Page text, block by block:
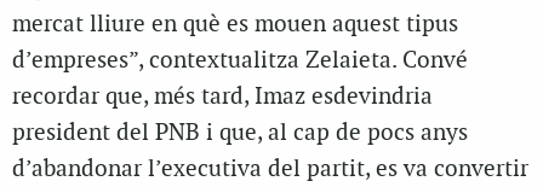
mercat lliure en què es mouen aquest tipus
d’empreses”, contextualitza Zelaieta. Convé
recordar que, més tard, Imaz esdevindria
president del PNB i que, al cap de pocs anys
d’abandonar l’executiva del partit, es va convertir